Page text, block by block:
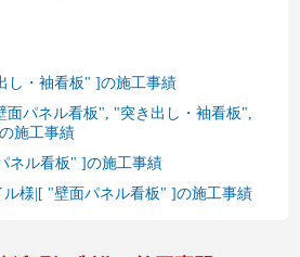
し・袖看板" ]の施工事績
面パネル看板", "突き出し・袖看板",
施工事績
ネル看板" ]の施工事績
様|[ "壁面パネル看板" ]の施工事績